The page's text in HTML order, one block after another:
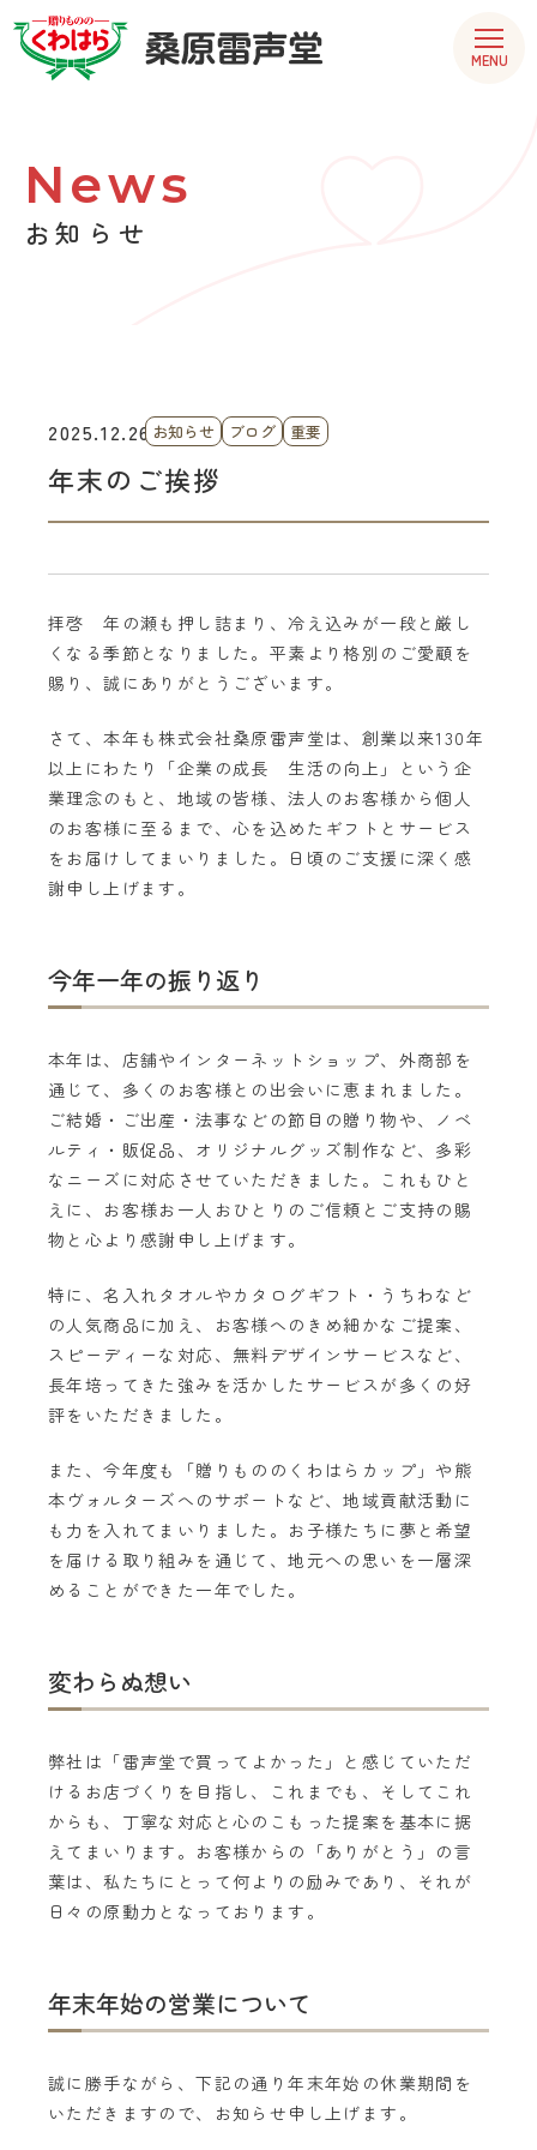
MENU
お知らせ
News
2025.12.26 お知らせ ブログ 重要
年末のご挨拶
拝啓 年の瀬も押し詰まり、冷え込みが一段と厳し
くなる季節となりました。平素より格別のご愛顧を
賜り、誠にありがとうございます。
さて、本年も株式会社桑原雷声堂は、創業以来130年
以上にわたり「企業の成長 生活の向上」という企
業理念のもと、地域の皆様、法人のお客様から個人
のお客様に至るまで、心を込めたギフトとサービス
をお届けしてまいりました。日頃のご支援に深く感
謝申し上げます。
今年一年の振り返り
本年は、店舗やインターネットショップ、外商部を
通じて、多くのお客様との出会いに恵まれました。
ご結婚・ご出産・法事などの節目の贈り物や、ノベ
ルティ・販促品、オリジナルグッズ制作など、多彩
なニーズに対応させていただきました。これもひと
えに、お客様お一人おひとりのご信頼とご支持の賜
物と心より感謝申し上げます。
特に、名入れタオルやカタログギフト・うちわなど
の人気商品に加え、お客様へのきめ細かなご提案、
スピーディーな対応、無料デザインサービスなど、
長年培ってきた強みを活かしたサービスが多くの好
評をいただきました。
また、今年度も「贈りもののくわはらカップ」や熊
本ヴォルターズへのサポートなど、地域貢献活動に
も力を入れてまいりました。お子様たちに夢と希望
を届ける取り組みを通じて、地元への思いを一層深
めることができた一年でした。
変わらぬ想い
弊社は「雷声堂で買ってよかった」と感じていただ
けるお店づくりを目指し、これまでも、そしてこれ
からも、丁寧な対応と心のこもった提案を基本に据
えてまいります。お客様からの「ありがとう」の言
葉は、私たちにとって何よりの励みであり、それが
日々の原動力となっております。
年末年始の営業について
誠に勝手ながら、下記の通り年末年始の休業期間を
いただきますので、お知らせ申し上げます。